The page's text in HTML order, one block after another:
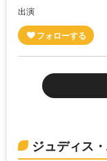
出演
ジュディス